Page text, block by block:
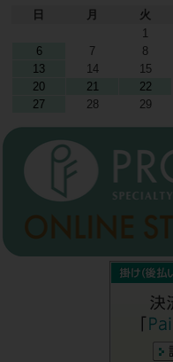
日
月 火
1
6
7 8
13
14 15
20
21 22
27
28 29